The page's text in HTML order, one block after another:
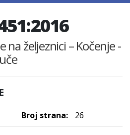
na željeznici – Kočenje -
Broj strana: 26